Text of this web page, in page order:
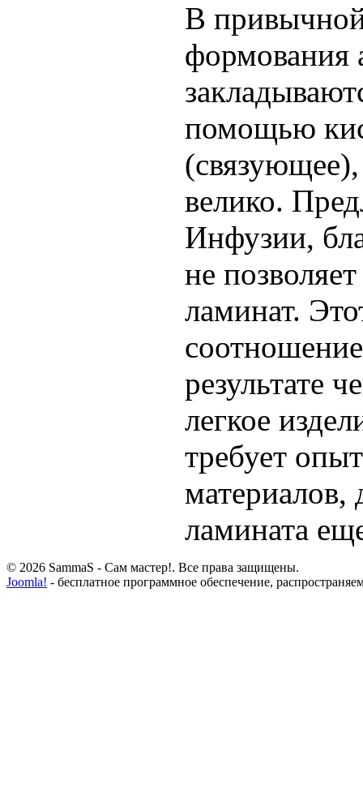
В
помощью
(связующее),
велико.
Инфузии,
не
ламинат.
результате
легкое
требует
материалов,
ламината
© 2026 SammaS - Сам мастер!. Все права защищены.
Joomla! - бесплатное программное обеспечение,